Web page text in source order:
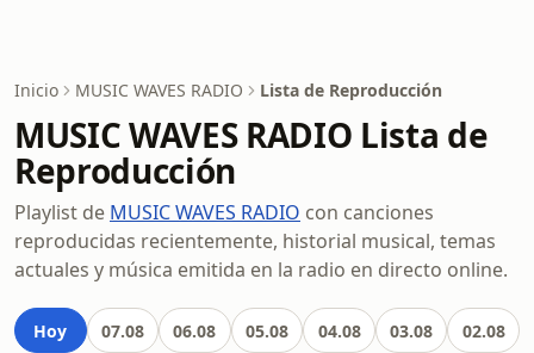
Inicio MUSIC WAVES RADIO Lista de Reproducción
MUSIC WAVES RADIO Lista de
Reproducción
Playlist de MUSIC WAVES RADIO con canciones
reproducidas recientemente, historial musical, temas
actuales y música emitida en la radio en directo online.
Hoy 07.08 06.08 05.08 04.08 03.08 02.08